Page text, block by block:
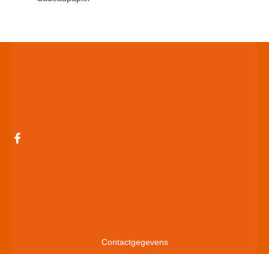
Contactgegevens